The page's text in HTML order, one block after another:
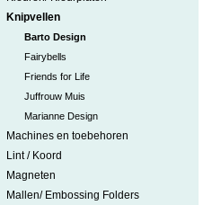
Knipvellen
Barto Design
Fairybells
Friends for Life
Juffrouw Muis
Marianne Design
Machines en toebehoren
Lint / Koord
Magneten
Mallen/ Embossing Folders